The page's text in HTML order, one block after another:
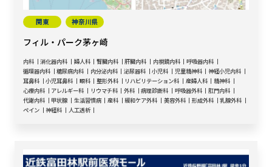
関東 神奈川県
フィル・パーク茅ヶ崎
内科 消化器内科 婦人科 腎臓内科 肝臓内科 内視鏡内科
呼吸器内科
循環器内科
糖尿病内科 内分泌内科 泌尿器科 小児科 児童精神科
神経小児内科
耳鼻科
小児耳鼻科 眼科 整形外科 リハビリテーション科 産婦人科
精神科
心療内科
アレルギー科 リウマチ科 外科 病理診断科 呼吸器外科
肛門内科
代謝内科
甲状腺 生活習慣病 産科 緩和ケア外科 美容外科 形成外科
乳腺外科
ペイン
神経科 人工透析